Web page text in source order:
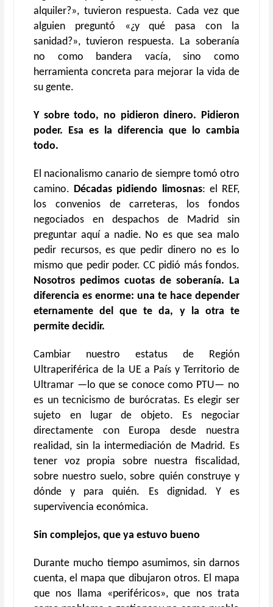
alquiler?», tuvieron respuesta. Cada vez que
alguien preguntó «¿y qué pasa con la
sanidad?», tuvieron respuesta. La soberanía
no como bandera vacía, sino como
herramienta concreta para mejorar la vida de
su gente.
Y sobre todo, no pidieron dinero. Pidieron
poder. Esa es la diferencia que lo cambia
todo.
El nacionalismo canario de siempre tomó otro
camino. Décadas pidiendo limosnas: el REF,
los convenios de carreteras, los fondos
negociados en despachos de Madrid sin
preguntar aquí a nadie. No es que sea malo
pedir recursos, es que pedir dinero no es lo
mismo que pedir poder. CC pidió más fondos.
Nosotros pedimos cuotas de soberanía. La
diferencia es enorme: una te hace depender
eternamente del que te da, y la otra te
permite decidir.
Cambiar nuestro estatus de Región
Ultraperiférica de la UE a País y Territorio de
Ultramar —lo que se conoce como PTU— no
es un tecnicismo de burócratas. Es elegir ser
sujeto en lugar de objeto. Es negociar
directamente con Europa desde nuestra
realidad, sin la intermediación de Madrid. Es
tener voz propia sobre nuestra fiscalidad,
sobre nuestro suelo, sobre quién construye y
dónde y para quién. Es dignidad. Y es
supervivencia económica.
Sin complejos, que ya estuvo bueno
Durante mucho tiempo asumimos, sin darnos
cuenta, el mapa que dibujaron otros. El mapa
que nos llama «periféricos», que nos trata